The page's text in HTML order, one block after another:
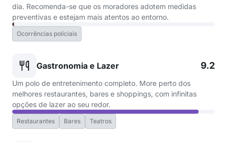
dia. Recomenda-se que os moradores adotem medidas
preventivas e estejam mais atentos ao entorno.
Ocorrências policiais
Gastronomia e Lazer 9.2
Um polo de entretenimento completo. More perto dos
melhores restaurantes, bares e shoppings, com infinitas
opções de lazer ao seu redor.
Restaurantes Bares Teatros